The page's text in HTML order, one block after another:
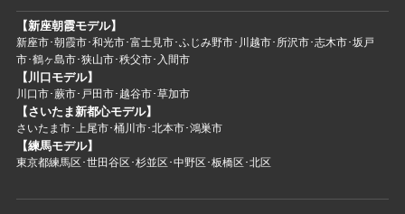
【新座朝霞モデル】
新座市･朝霞市･和光市･富士見市･ふじみ野市･川越市･所沢市･志木市･坂戸
市･鶴ヶ島市･狭山市･秩父市･入間市
【川口モデル】
川口市･蕨市･戸田市･越谷市･草加市
【さいたま新都心モデル】
さいたま市･上尾市･桶川市･北本市･鴻巣市
【練馬モデル】
東京都練馬区･世田谷区･杉並区･中野区･板橋区･北区